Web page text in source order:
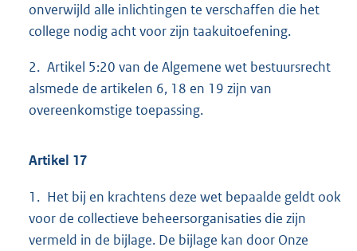
onverwijld alle inlichtingen te verschaffen die het
college nodig acht voor zijn taakuitoefening.
2. Artikel 5:20 van de Algemene wet bestuursrecht
alsmede de artikelen 6, 18 en 19 zijn van
overeenkomstige toepassing.
Artikel 17
1. Het bij en krachtens deze wet bepaalde geldt ook
voor de collectieve beheersorganisaties die zijn
vermeld in de bijlage. De bijlage kan door Onze